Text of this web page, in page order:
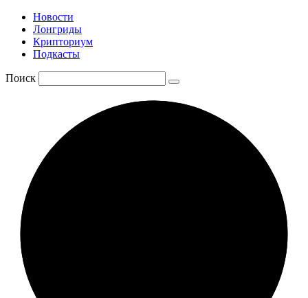
Новости
Лонгриды
Крипториум
Подкасты
Поиск